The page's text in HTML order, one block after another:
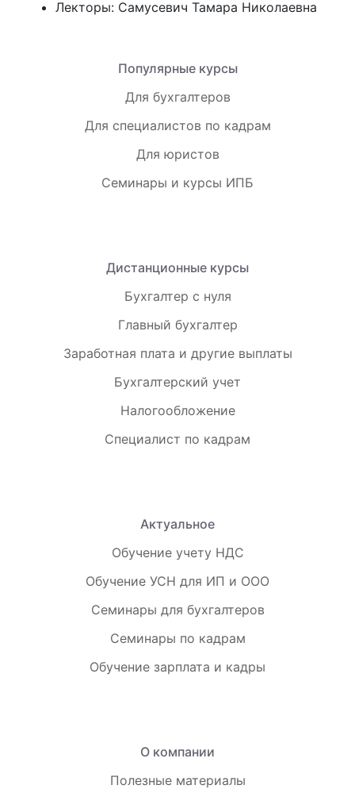
Лекторы: Самусевич Тамара Николаевна
Популярные курсы
Для бухгалтеров
Для специалистов по кадрам
Для юристов
Семинары и курсы ИПБ
Дистанционные курсы
Бухгалтер с нуля
Главный бухгалтер
Заработная плата и другие выплаты
Бухгалтерский учет
Налогообложение
Специалист по кадрам
Актуальное
Обучение учету НДС
Обучение УСН для ИП и ООО
Семинары для бухгалтеров
Семинары по кадрам
Обучение зарплата и кадры
О компании
Полезные материалы